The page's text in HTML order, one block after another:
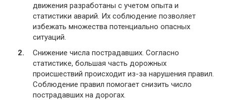
движения разработаны с учетом опыта и
статистики аварий. Их соблюдение позволяет
избежать множества потенциально опасных
ситуаций.
Снижение числа пострадавших. Согласно
статистике, большая часть дорожных
происшествий происходит из-за нарушения правил.
Соблюдение правил помогает снизить число
пострадавших на дорогах.